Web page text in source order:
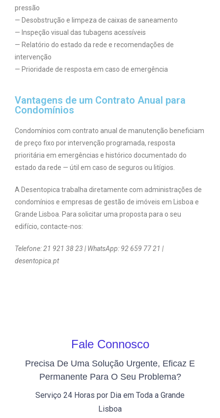
pressão
— Desobstrução e limpeza de caixas de saneamento
— Inspeção visual das tubagens acessíveis
— Relatório do estado da rede e recomendações de
intervenção
— Prioridade de resposta em caso de emergência
Vantagens de um Contrato Anual para
Condomínios
Condomínios com contrato anual de manutenção beneficiam
de preço fixo por intervenção programada, resposta
prioritária em emergências e histórico documentado do
estado da rede — útil em caso de seguros ou litígios.
A Desentopica trabalha diretamente com administrações de
condomínios e empresas de gestão de imóveis em Lisboa e
Grande Lisboa. Para solicitar uma proposta para o seu
edifício, contacte-nos:
Telefone: 21 921 38 23 | WhatsApp: 92 659 77 21 |
desentopica.pt
Fale Connosco
Precisa De Uma Solução Urgente, Eficaz E
Permanente Para O Seu Problema?
Serviço 24 Horas por Dia em Toda a Grande
Lisboa